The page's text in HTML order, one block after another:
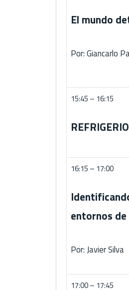
El mundo
Por: Giancarlo
15:45 – 16:15
REFRIGERIO
16:15 – 17:00
entornos
Por: Javier Silva
17:00 – 17:45